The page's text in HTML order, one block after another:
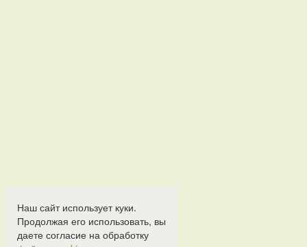
Наш сайт использует куки.
Продолжая его использовать, вы
даете согласие на обработку